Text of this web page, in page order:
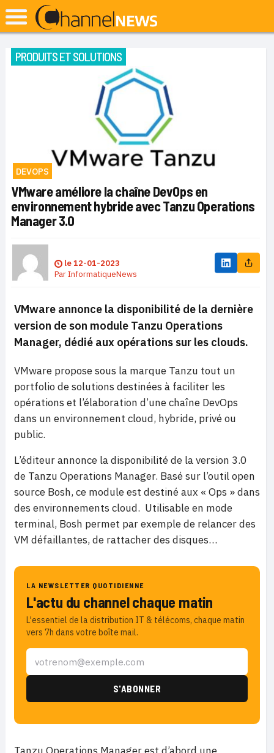
PRODUITS ET SOLUTIONS
DEVOPS
VMware améliore la chaîne DevOps en
environnement hybride avec Tanzu Operations
Manager 3.0
le12-01-2023
ParInformatiqueNews
VMware annonce la disponibilité de la dernière
version de son module Tanzu Operations
Manager, dédié aux opérations sur les clouds.
VMware propose sous la marque Tanzu tout un
portfolio de solutions destinées à faciliter les
opérations et l’élaboration d’une chaîne DevOps
dans un environnement cloud, hybride, privé ou
public.
L’éditeur annonce la disponibilité de la version 3.0
de Tanzu Operations Manager. Basé sur l’outil open
source Bosh, ce module est destiné aux « Ops » dans
des environnements cloud. Utilisable en mode
terminal, Bosh permet par exemple de relancer des
VM défaillantes, de rattacher des disques…
LA NEWSLETTER QUOTIDIENNE
L'actu du channel chaque matin
L'essentiel de la distribution IT & télécoms, chaque matin
vers 7h dans votre boîte mail.